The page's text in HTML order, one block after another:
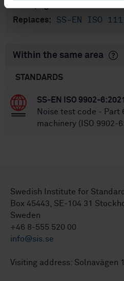
43
Replaces: SS-EN ISO
Within the same area
STANDARDS
SS-EN ISO 9902-6:2021
Noise test code - Part
machinery (ISO 9902-
Swedish Institute for
Box 45443, SE-104 31
Sweden
+46 8-555 520 00
info@sis.se
Visiting address: Solnavägen